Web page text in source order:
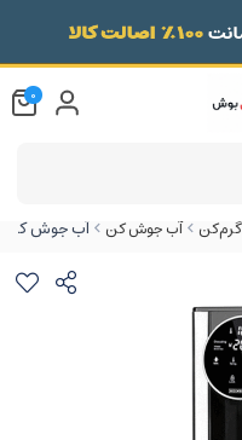
آب جوش کن آب جوش کن 2600 وات هنریچ مدل HWS8731
0